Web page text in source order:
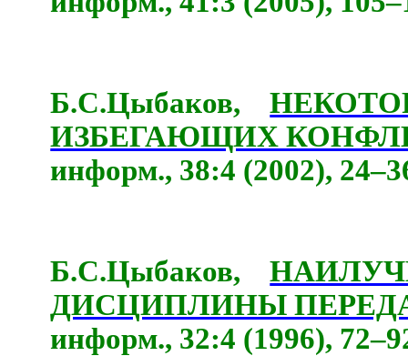
Б.С.Цыбаков,
ИЗБЕГАЮЩИХ
информ., 38:4 (2002),
Б.С.Цыбаков,
ДИСЦИПЛИНЫ
информ., 32:4 (1996),